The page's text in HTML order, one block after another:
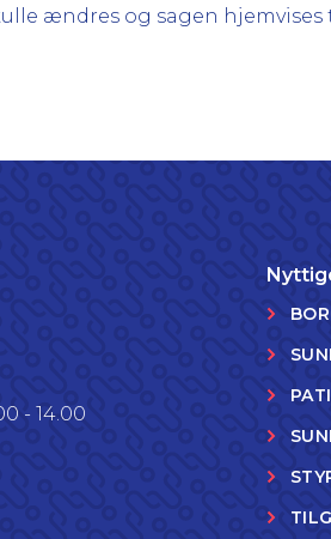
ændres og sagen
- 14.00